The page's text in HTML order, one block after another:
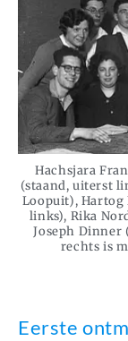
Hachsjara
(staand, uiterst
Loopuit), Hartog
links), Rika
Joseph Dinner
rechts is
Eerste